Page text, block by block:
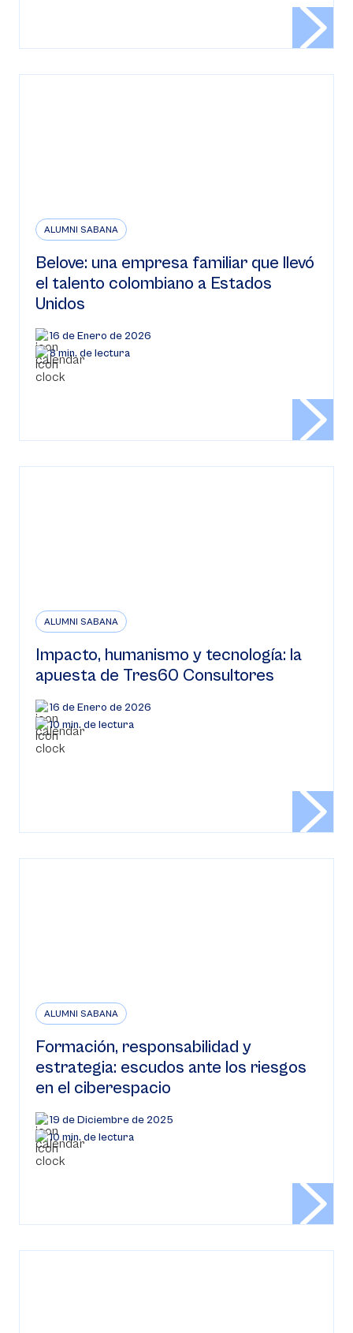
ALUMNI SABANA
Belove: una empresa familiar que llevó
el talento colombiano a Estados
Unidos
16 de Enero de 2026
8 min. de lectura
ALUMNI SABANA
Impacto, humanismo y tecnología: la
apuesta de Tres60 Consultores
16 de Enero de 2026
10 min. de lectura
ALUMNI SABANA
Formación, responsabilidad y
estrategia: escudos ante los riesgos
en el ciberespacio
19 de Diciembre de 2025
10 min. de lectura